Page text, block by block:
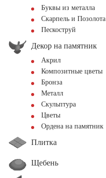
Буквы из металла
Скарпель и Позолота
Пескоструй
Декор на памятник
Акрил
Композитные цветы
Бронза
Металл
Скульптура
Цветы
Ордена на памятник
Плитка
Щебень